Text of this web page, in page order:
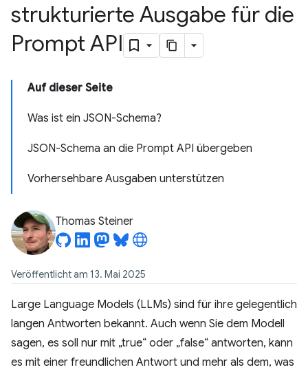
strukturierte Ausgabe für die
Prompt API
Auf dieser Seite
Was ist ein JSON-Schema?
JSON-Schema an die Prompt API übergeben
Vorhersehbare Ausgaben unterstützen
Thomas Steiner
Veröffentlicht am 13. Mai 2025
Large Language Models (LLMs) sind für ihre gelegentlich
langen Antworten bekannt. Auch wenn Sie dem Modell
sagen, es soll nur mit „true“ oder „false“ antworten, kann
es mit einer freundlichen Antwort und mehr als dem, was